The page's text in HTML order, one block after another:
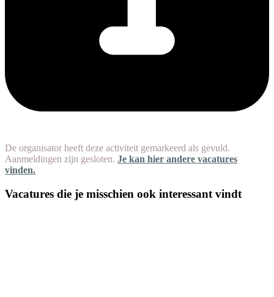
De organisator heeft deze activiteit gemarkeerd als gevuld.
Aanmeldingen zijn gesloten. Je kan hier andere vacatures
vinden.
Vacatures die je misschien ook interessant vindt